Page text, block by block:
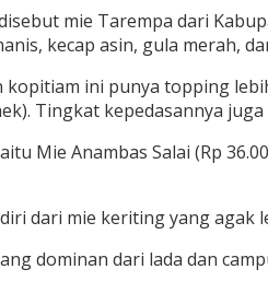
mie Tarempa dari
kecap asin, gula merah,
ini punya topping
Tingkat kepedasannya
Mie Anambas Salai (Rp
dari mie keriting yang
dominan dari lada dan